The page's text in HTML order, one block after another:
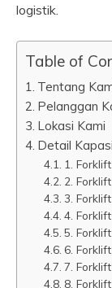
logistik.
Table of
Tentang
Pelanggan
Lokasi Kami
Detail
1.
2.
3.
4.
5.
6.
7.
8.